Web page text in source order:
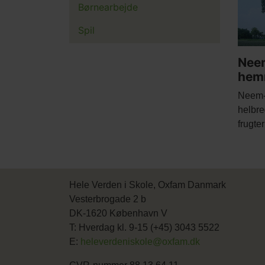
Body
Børnearbejde
Spil
Hele Verden i Skole, Oxfam Danmark
Vesterbrogade 2 b
DK-1620 København V
T: Hverdag kl. 9-15 (+45) 3043 5522
E: heleverdeniskole@oxfam.dk